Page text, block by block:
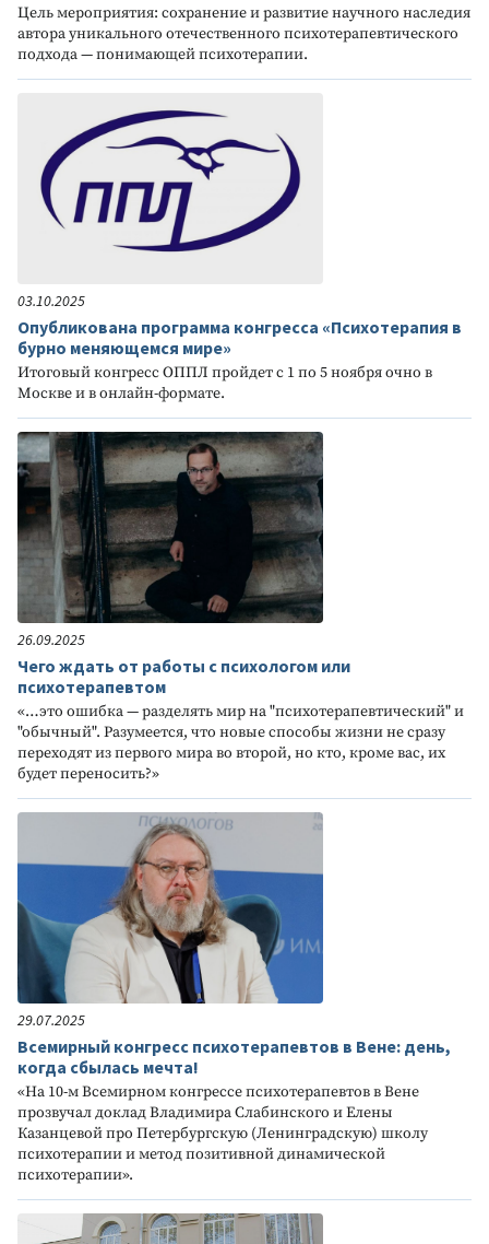
Цель мероприятия: сохранение и развитие научного наследия
автора уникального отечественного психотерапевтического
подхода — понимающей психотерапии.
03.10.2025
Опубликована программа конгресса «Психотерапия в
бурно меняющемся мире»
Итоговый конгресс ОППЛ пройдет с 1 по 5 ноября очно в
Москве и в онлайн-формате.
26.09.2025
Чего ждать от работы с психологом или
психотерапевтом
«…это ошибка — разделять мир на "психотерапевтический" и
"обычный". Разумеется, что новые способы жизни не сразу
переходят из первого мира во второй, но кто, кроме вас, их
будет переносить?»
29.07.2025
Всемирный конгресс психотерапевтов в Вене: день,
когда сбылась мечта!
«На 10-м Всемирном конгрессе психотерапевтов в Вене
прозвучал доклад Владимира Слабинского и Елены
Казанцевой про Петербургскую (Ленинградскую) школу
психотерапии и метод позитивной динамической
психотерапии».